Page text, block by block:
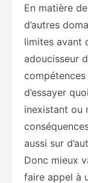
En matière
d’autres
limites avant
adoucisseur
d’essayer
inexistant ou
aussi sur
Donc mieux
faire appel à